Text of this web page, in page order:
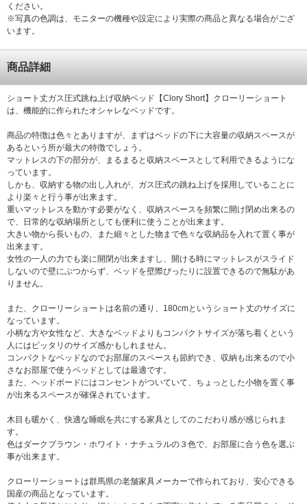
ください。
※写真の色調は、モニターの機種や設定により実際の商品と異なる場合がござ
います。
商品詳細
ショート丈ガス圧式跳ね上げ収納ベッド【Clory Short】クローリーショート
は、機能的に作られたオシャレなベッドです。
商品の特徴は色々とありますが、まずはベッドの下に大容量の収納スペースが
あるという所が最大の特徴でしょう。
マットレスの下の部分が、まるまると収納スペースとして利用できるようにな
っています。
しかも、収納する物の出し入れが、ガス圧式の跳ね上げを採用していることに
より楽々と行う事が出来ます。
重いマットレスを動かす必要がなく、収納スペースを頻繁に開け閉め出来るの
で、日常的な収納場所としても便利に使うことが出来ます。
大きい物から長いもの、また細々とした物まで色々な収納品を入れて置く事が
出来ます。
女性の一人の力でも楽に開閉が出来ますし、開ける時にマットレスがスライド
しないので壁にぶつからず、ベッドを壁際ぴったりに設置できるので無駄があ
りません。
また、クローリーショートは名前の通り、180cmというショート丈のサイズに
なっています。
小柄な方や女性など、大きなベッドよりもコンパクトサイズが落ち着くという
人にはピッタリのサイズ感かもしれません。
コンパクトなベッドなのでお部屋のスペースも節約でき、収納も出来るので小
さなお部屋で使うベッドとしては最適です。
また、ヘッドボードにはコンセントがついていて、ちょっとした小物を置く事
が出来るスペースが確保されています。
木目も暖かく、快適な睡眠を共にする家具としてのこだわり感が感じられま
す。
色はダークブラウン・ホワイト・ナチュラルの３色で、お部屋に合う色を選ぶ
事が出来ます。
クローリーショートは群馬県の老舗家具メーカーで作られており、安心できる
国産の商品となっています。